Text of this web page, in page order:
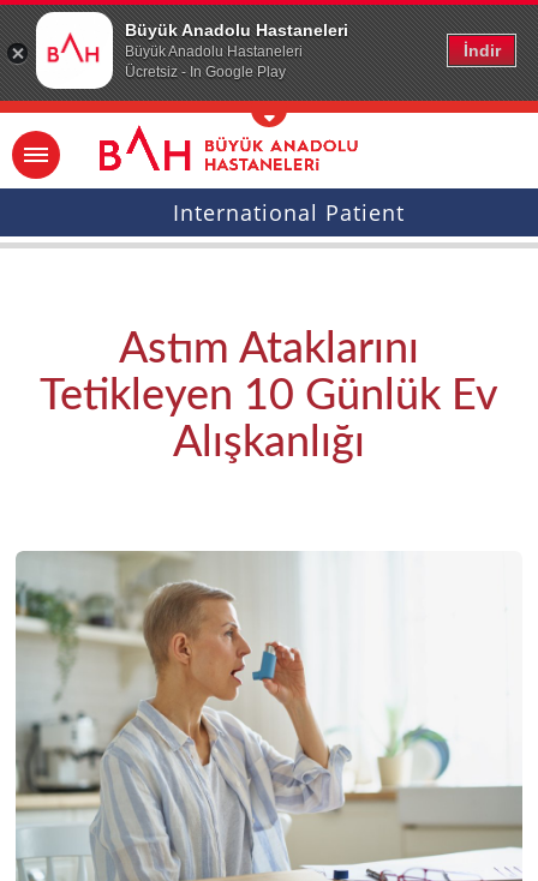
Büyük Anadolu Hastaneleri
Büyük Anadolu Hastaneleri
Ücretsiz - In Google Play
İndir
Ana icerige atla
International Patient
Astım Ataklarını
Tetikleyen 10 Günlük Ev
Alışkanlığı